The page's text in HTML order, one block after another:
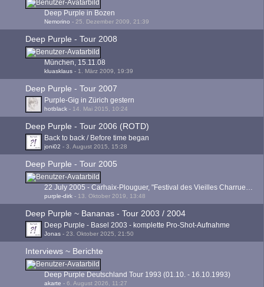
Deep Purple in Bozen
Nemorino - 25. Dezember 2009, 21:39
Deep Purple - Tour 2008
München, 15.11.08
kluasklaus - 1. März 2009, 19:39
Deep Purple - Tour 2007
Purple-Gig in Zürich gestern
hotblack - 14. Mai 2015, 10:24
Deep Purple - Tour 2006 (ROTD)
Back to back / Before time began
joni02 - 3. August 2015, 15:28
Deep Purple - Tour 2005
22 July 2005 - Carhaix-Plouguer, "Festival des Vieilles Charrues" - FRANCE
purple-dirk - 13. Oktober 2019, 13:48
Deep Purple ~ Bananas - Tour 2003 / 2004
Deep Purple - Basel 2003 - komplette Pro-Shot-Aufnahme
Jonas - 23. Oktober 2025, 21:50
Interviews ~ Berichte
Deep Purple Deutschland Tour 1993 (01.10. - 16.10.1993)
akarte - 6. August 2026, 11:27